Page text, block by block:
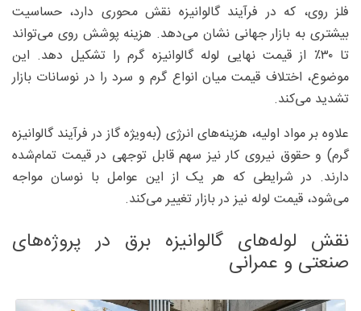
فلز روی، که در فرآیند گالوانیزه نقش محوری دارد، حساسیت
بیشتری به بازار جهانی نشان می‌دهد. هزینه پوشش روی می‌تواند
تا ۳۰٪ از قیمت نهایی لوله گالوانیزه گرم را تشکیل دهد. این
موضوع، اختلاف قیمت میان انواع گرم و سرد را در نوسانات بازار
تشدید می‌کند.
علاوه بر مواد اولیه، هزینه‌های انرژی (به‌ویژه گاز در فرآیند گالوانیزه
گرم) و حقوق نیروی کار نیز سهم قابل توجهی در قیمت تمام‌شده
دارند. در شرایطی که هر یک از این عوامل با نوسان مواجه
می‌شود، قیمت لوله نیز در بازار تغییر می‌کند.
نقش لوله‌های گالوانیزه برق در پروژه‌های
صنعتی و عمرانی